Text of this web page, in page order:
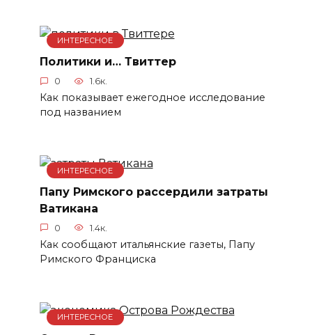
ИНТЕРЕСНОЕ
Политики и… Твиттер
0 1.6к.
Как показывает ежегодное исследование
под названием
ИНТЕРЕСНОЕ
Папу Римского рассердили затраты
Ватикана
0 1.4к.
Как сообщают итальянские газеты, Папу
Римского Франциска
ИНТЕРЕСНОЕ